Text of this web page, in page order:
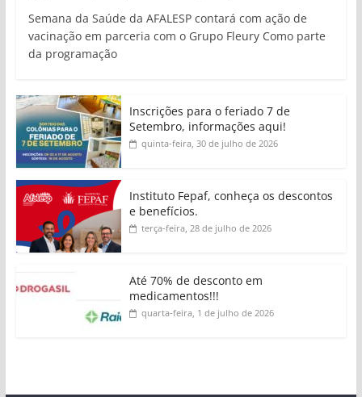
Semana da Saúde da AFALESP contará com ação de
vacinação em parceria com o Grupo Fleury Como parte
da programação
Inscrições para o feriado 7 de
Setembro, informações aqui!
quinta-feira, 30 de julho de 2026
Instituto Fepaf, conheça os descontos
e benefícios.
terça-feira, 28 de julho de 2026
Até 70% de desconto em
medicamentos!!!
quarta-feira, 1 de julho de 2026